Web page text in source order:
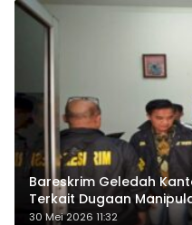
Bareskrim Geledah
Terkait Dugaan
30 Mei 2026 11:32